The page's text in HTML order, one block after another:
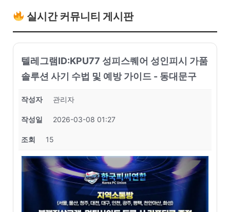
실시간 커뮤니티 게시판
텔레그램ID:KPU77 성피스퀘어 성인피시 가품
솔루션 사기 수법 및 예방 가이드 - 동대문구
작성자 관리자
작성일 2026-03-08 01:27
조회 15